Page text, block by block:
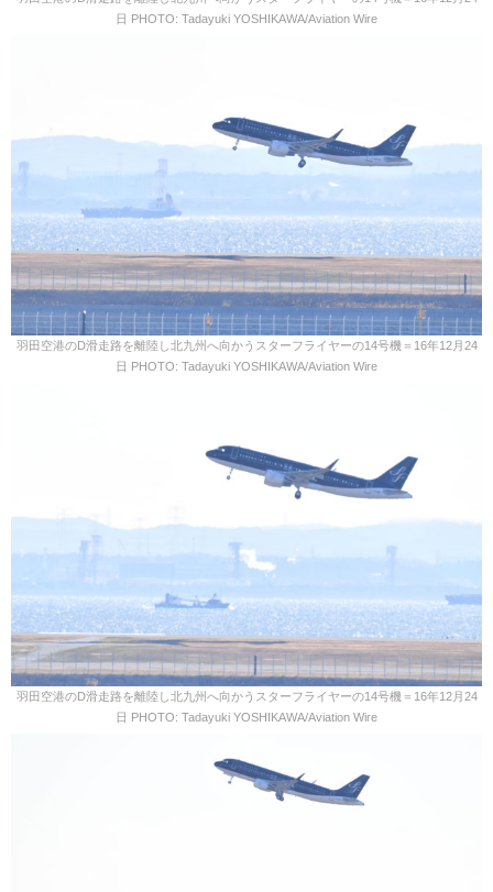
日 PHOTO: Tadayuki YOSHIKAWA/Aviation Wire
羽田空港のD滑走路を離陸し北九州へ向かうスターフライヤーの14号機＝16年12月24
日 PHOTO: Tadayuki YOSHIKAWA/Aviation Wire
羽田空港のD滑走路を離陸し北九州へ向かうスターフライヤーの14号機＝16年12月24
日 PHOTO: Tadayuki YOSHIKAWA/Aviation Wire